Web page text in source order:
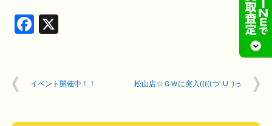
Facebook
イベント開催中！！ 松山店☆ＧＷに突入(((((つ‘ U ’)っ